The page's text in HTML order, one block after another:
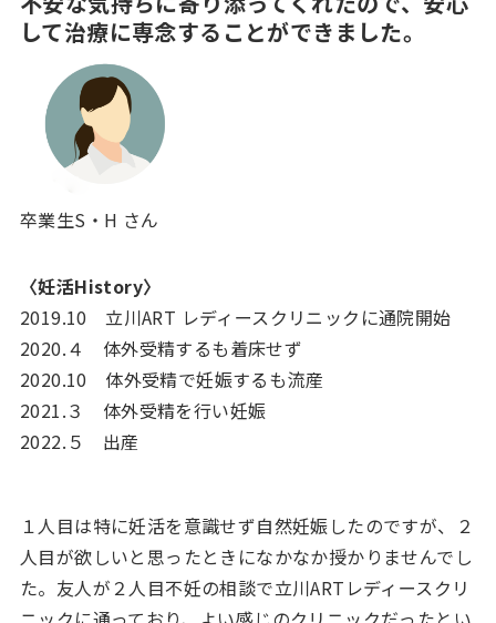
して治療に専念することができました。
卒業生S・H さん
〈妊活History〉
2019.10 立川ART レディースクリニックに通院開始
2020.４ 体外受精するも着床せず
2020.10 体外受精で妊娠するも流産
2021.３ 体外受精を行い妊娠
2022.５ 出産
１人目は特に妊活を意識せず自然妊娠したのですが、２
人目が欲しいと思ったときになかなか授かりませんでし
た。友人が２人目不妊の相談で立川ARTレディースクリ